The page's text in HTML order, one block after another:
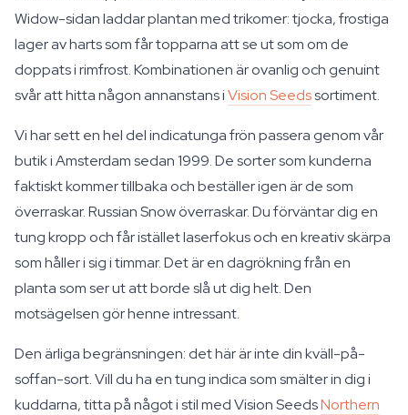
Widow-sidan laddar plantan med trikomer: tjocka, frostiga
lager av harts som får topparna att se ut som om de
doppats i rimfrost. Kombinationen är ovanlig och genuint
svår att hitta någon annanstans iVision Seedssortiment.
Vi har sett en hel del indicatunga frön passera genom vår
butik i Amsterdam sedan 1999. De sorter som kunderna
faktiskt kommer tillbaka och beställer igen är de som
överraskar. Russian Snow överraskar. Du förväntar dig en
tung kropp och får istället laserfokus och en kreativ skärpa
som håller i sig i timmar. Det är en dagrökning från en
planta som ser ut att borde slå ut dig helt. Den
motsägelsen gör henne intressant.
Den ärliga begränsningen: det här är inte din kväll-på-
soffan-sort. Vill du ha en tung indica som smälter in dig i
kuddarna, titta på något i stil med Vision SeedsNorthern